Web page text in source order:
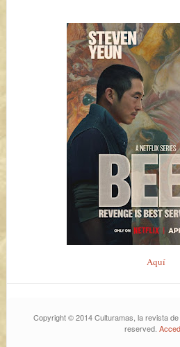
Aquí
Copyright © 2014 Culturamas, la revista
reserved.